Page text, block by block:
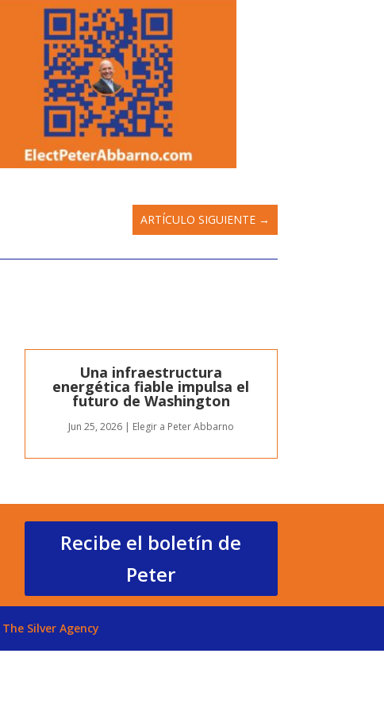
ARTÍCULO SIGUIENTE→
Una infraestructura
energética fiable impulsa el
futuro de Washington
Jun 25, 2026| Elegir a Peter Abbarno
Recibe el boletín de
Peter
The Silver Agency